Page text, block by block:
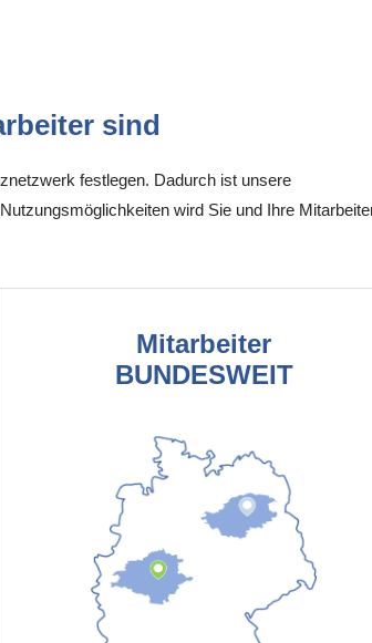
sind
festlegen. Dadurch ist unsere
wird Sie und Ihre
Mitarbeiter
BUNDESWEIT